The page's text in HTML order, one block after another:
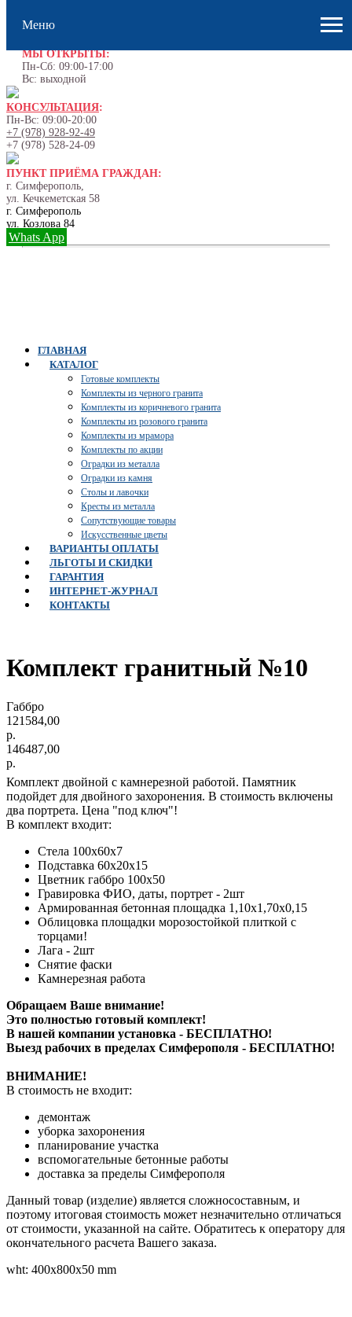
МЫ ОТКРЫТЫ:
Пн-Сб: 09:00-17:00
Вс: выходной
КОНСУЛЬТАЦИЯ:
Пн-Вс: 09:00-20:00
+7 (978) 928-92-49
+7 (978) 528-24-09
ПУНКТ ПРИЁМА ГРАЖДАН:
г. Симферополь,
ул. Кечкеметская 58
г. Симферополь
ул. Козлова 84
Whats App
ГЛАВНАЯ
КАТАЛОГ
Готовые комплекты
Комплекты из черного гранита
Комплекты из коричневого гранита
Комплекты из розового гранита
Комплекты из мрамора
Комплекты по акции
Оградки из металла
Оградки из камня
Столы и лавочки
Кресты из металла
Сопутствующие товары
Искусственные цветы
ВАРИАНТЫ ОПЛАТЫ
ЛЬГОТЫ И СКИДКИ
ГАРАНТИЯ
ИНТЕРНЕТ-ЖУРНАЛ
КОНТАКТЫ
Меню
Комплект гранитный №10
Габбро
121584,00
р.
146487,00
р.
Комплект двойной с камнерезной работой. Памятник
подойдет для двойного захоронения. В стоимость включены
два портрета. Цена "под ключ"!
В комплект входит:
Стела 100х60х7
Подставка 60х20х15
Цветник габбро 100х50
Гравировка ФИО, даты, портрет - 2шт
Армированная бетонная площадка 1,10х1,70х0,15
Облицовка площадки морозостойкой плиткой с
торцами!
Лага - 2шт
Снятие фаски
Камнерезная работа
Обращаем Ваше внимание!
Это полностью готовый комплект!
В нашей компании установка - БЕСПЛАТНО!
Выезд рабочих в пределах Симферополя - БЕСПЛАТНО!
ВНИМАНИЕ!
В стоимость не входит:
демонтаж
уборка захоронения
планирование участка
вспомогательные бетонные работы
доставка за пределы Симферополя
Данный товар (изделие) является сложносоставным, и
поэтому итоговая стоимость может незначительно отличаться
от стоимости, указанной на сайте. Обратитесь к оператору для
окончательного расчета Вашего заказа.
wht: 400x800x50 mm